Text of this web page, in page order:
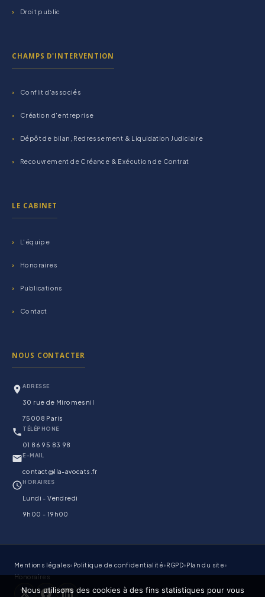
Décrivez-nous votre
Droit public
CHAMPS D'INTERVENTION
Conflit d'associés
Création d'entreprise
Dépôt de bilan, Redressement & Liquidation Judiciaire
Recouvrement de Créance & Exécution de Contrat
LE CABINET
L'équipe
Honoraires
Publications
Contact
NOUS CONTACTER
ADRESSE
30 rue de Miromesnil
75008 Paris
TÉLÉPHONE
01 86 95 83 98
E-MAIL
contact@lla-avocats.fr
HORAIRES
Lundi - Vendredi
9h00 - 19h00
Mentions légales• Politique de confidentialité• RGPD• Plan du site•
Honoraires
Nous utilisons des cookies à des fins statistiques pour vous